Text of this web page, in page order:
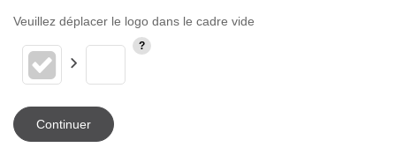
Veuillez déplacer le logo dans le cadre vide
Continuer